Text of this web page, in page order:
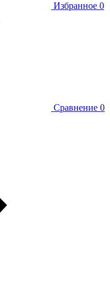
Избранное 0
Сравнение 0